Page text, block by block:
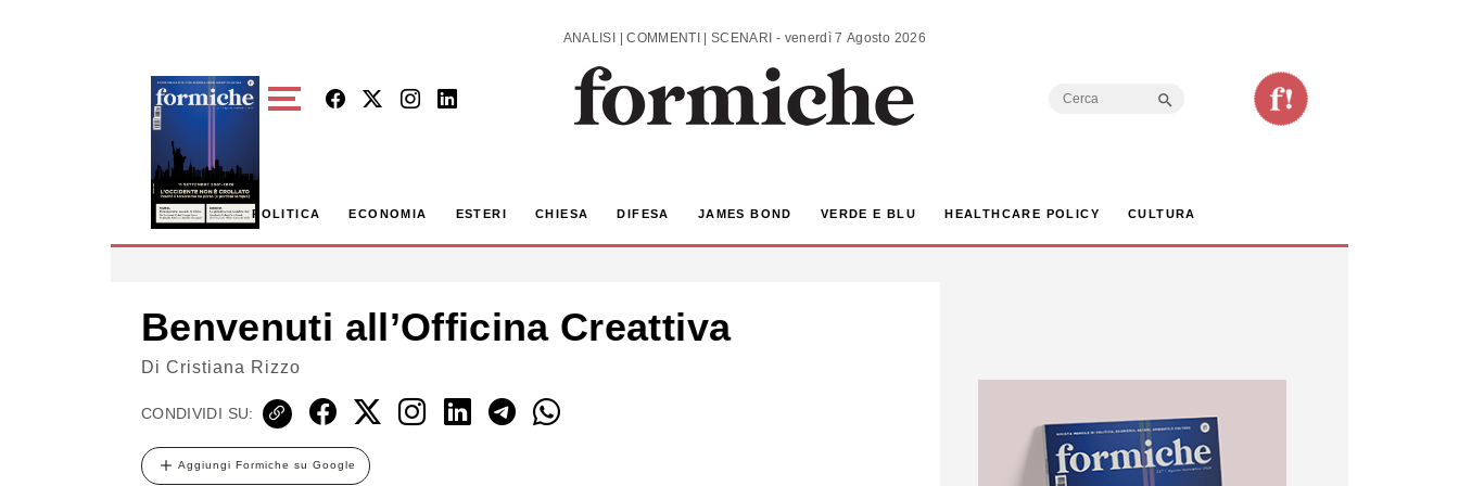
ANALISI | COMMENTI | SCENARI - venerdì 7 Agosto 2026
Search
POLITICA ECONOMIA ESTERI CHIESA DIFESA JAMES BOND VERDE E BLU HEALTHCARE POLICY CULTURA
Benvenuti all’Officina Creattiva
Di Cristiana Rizzo
CONDIVIDI SU:
Aggiungi Formiche su Google